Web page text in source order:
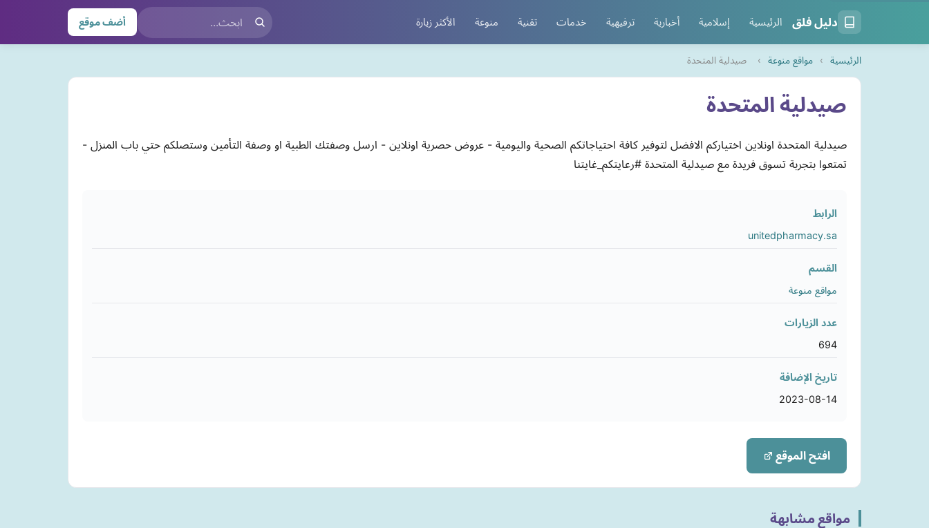
دليل فلق الرئيسية إسلامية أخبارية ترفيهية خدمات تقنية منوعة الأكثر زيارة أضف موقع
الرئيسية › مواقع منوعة › صيدلية المتحدة
صيدلية المتحدة
صيدلية المتحدة اونلاين اختياركم الافضل لتوفير كافة احتياجاتكم الصحية واليومية - عروض حصرية اونلاين - ارسل وصفتك الطبية او وصفة التأمين وستصلكم حتي باب المنزل -
تمتعوا بتجربة تسوق فريدة مع صيدلية المتحدة #رعايتكم_غايتنا
الرابط
unitedpharmacy.sa
القسم
مواقع منوعة
عدد الزيارات
694
تاريخ الإضافة
2023-08-14
افتح الموقع
مواقع مشابهة